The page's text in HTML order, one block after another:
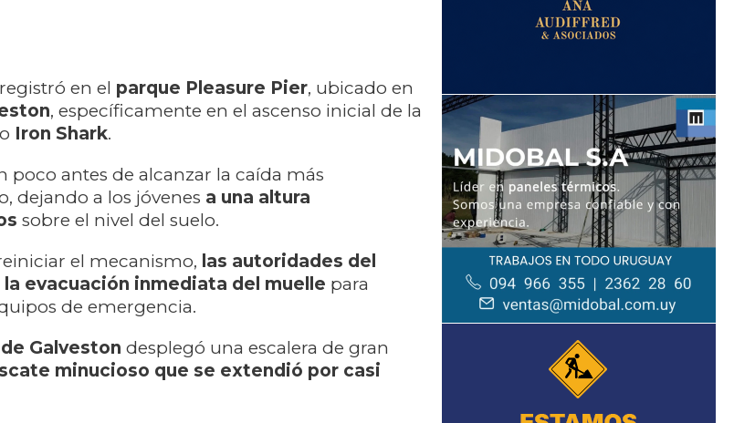
en el parque Pleasure Pier, ubicado en
, específicamente en el ascenso inicial de la
Iron Shark.
poco antes de alcanzar la caída más
dejando a los jóvenes a una altura
sobre el nivel del suelo.
el mecanismo, las autoridades del
evacuación inmediata del muelle para
de emergencia.
Galveston desplegó una escalera de gran
minucioso que se extendió por casi